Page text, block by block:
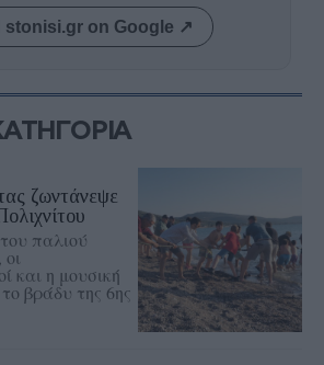
stonisi.gr on Google ↗
ζωντάνεψε
παλιού
και η μουσική
βράδυ της 6ης